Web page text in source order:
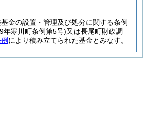
基金の設置・管理及び処分に関する条例
年寒川町条例第5号)又は長尾町財政調
により積み立てられた基金とみなす。